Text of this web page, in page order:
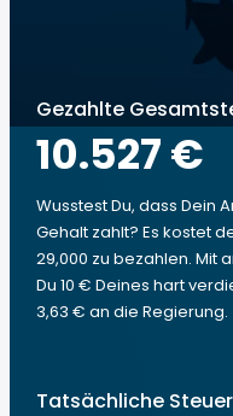
Gezahlte
10.527 €
Wusstest Du, dass Dein
Gehalt zahlt? Es kostet
29,000 zu bezahlen. Mit
Du 10 € Deines hart
3,63 € an die Regierung.
Tatsächliche